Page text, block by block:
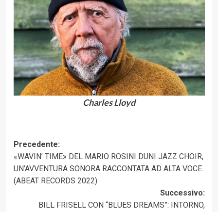
Charles Lloyd
Navigazione
articolo
Precedente:
«WAVIN’ TIME» DEL MARIO ROSINI DUNI JAZZ CHOIR,
UN’AVVENTURA SONORA RACCONTATA AD ALTA VOCE.
(ABEAT RECORDS 2022)
Successivo:
BILL FRISELL CON “BLUES DREAMS”: INTORNO,